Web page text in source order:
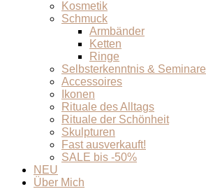
Kosmetik
Schmuck
Armbänder
Ketten
Ringe
Selbsterkenntnis & Seminare
Accessoires
Ikonen
Rituale des Alltags
Rituale der Schönheit
Skulpturen
Fast ausverkauft!
SALE bis -50%
NEU
Über Mich